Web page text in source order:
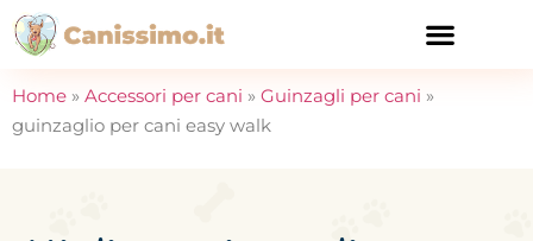
Home » Accessori per cani » Guinzagli per cani »
guinzaglio per cani easy walk